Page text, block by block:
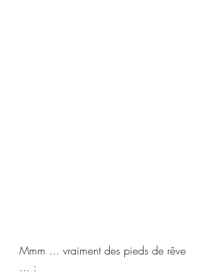
Mmm ... vraiment des pieds de rêve
... :